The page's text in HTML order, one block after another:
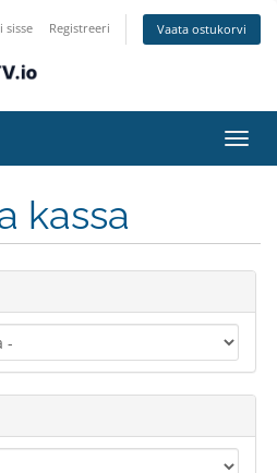
sisse Registreeri Vaata ostukorvi
kassa